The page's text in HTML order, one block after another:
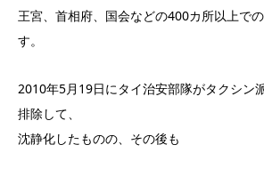
王宮、首相府、国会などの400カ所以上で
す。
2010年5月19日にタイ治安部隊がタクシン
排除して、
沈静化したものの、その後も